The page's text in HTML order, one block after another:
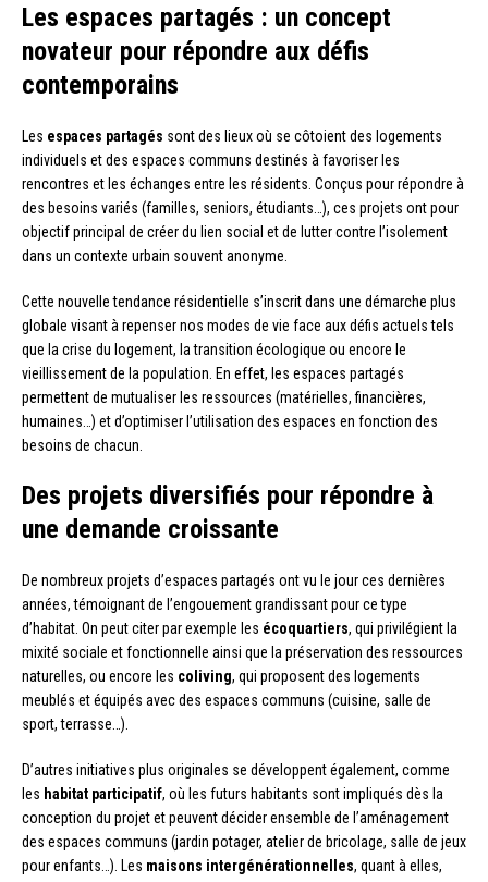
Les espaces partagés : un concept
novateur pour répondre aux défis
contemporains
Les espaces partagés sont des lieux où se côtoient des logements
individuels et des espaces communs destinés à favoriser les
rencontres et les échanges entre les résidents. Conçus pour répondre à
des besoins variés (familles, seniors, étudiants…), ces projets ont pour
objectif principal de créer du lien social et de lutter contre l’isolement
dans un contexte urbain souvent anonyme.
Cette nouvelle tendance résidentielle s’inscrit dans une démarche plus
globale visant à repenser nos modes de vie face aux défis actuels tels
que la crise du logement, la transition écologique ou encore le
vieillissement de la population. En effet, les espaces partagés
permettent de mutualiser les ressources (matérielles, financières,
humaines…) et d’optimiser l’utilisation des espaces en fonction des
besoins de chacun.
Des projets diversifiés pour répondre à
une demande croissante
De nombreux projets d’espaces partagés ont vu le jour ces dernières
années, témoignant de l’engouement grandissant pour ce type
d’habitat. On peut citer par exemple les écoquartiers, qui privilégient la
mixité sociale et fonctionnelle ainsi que la préservation des ressources
naturelles, ou encore les coliving, qui proposent des logements
meublés et équipés avec des espaces communs (cuisine, salle de
sport, terrasse…).
D’autres initiatives plus originales se développent également, comme
les habitat participatif, où les futurs habitants sont impliqués dès la
conception du projet et peuvent décider ensemble de l’aménagement
des espaces communs (jardin potager, atelier de bricolage, salle de jeux
pour enfants…). Les maisons intergénérationnelles, quant à elles,